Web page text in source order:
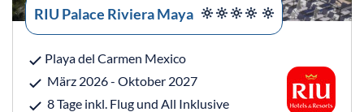
RIU Palace Riviera Maya
Playa del Carmen Mexico
März 2026 - Oktober 2027
8 Tage inkl. Flug und All Inklusive